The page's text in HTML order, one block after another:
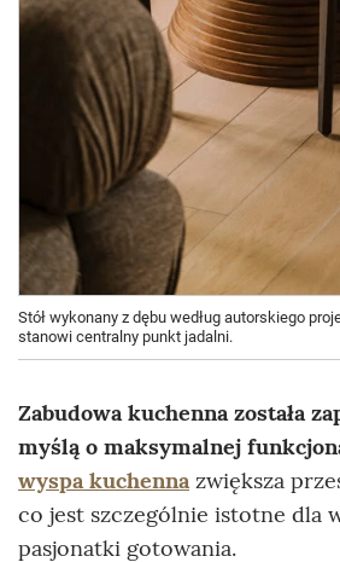
Stół wykonany z dębu według autorskiego
stanowi centralny punkt jadalni.
Zabudowa kuchenna została
myślą o maksymalnej
wyspa kuchennazwiększa
co jest szczególnie istotne dla
pasjonatki gotowania.